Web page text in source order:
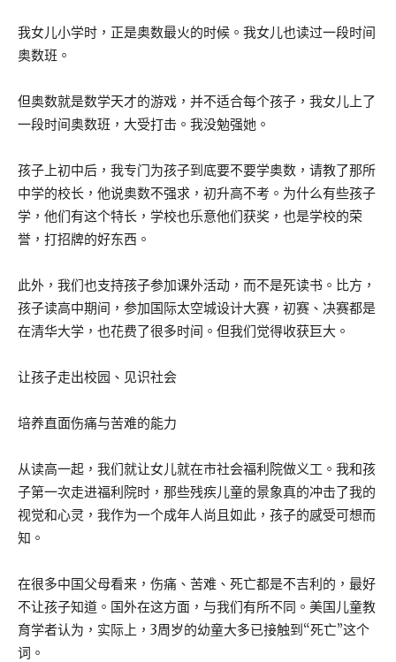
我女儿小学时，正是奥数最火的时候。我女儿也读过一段时间
奥数班。
但奥数就是数学天才的游戏，并不适合每个孩子，我女儿上了
一段时间奥数班，大受打击。我没勉强她。
孩子上初中后，我专门为孩子到底要不要学奥数，请教了那所
中学的校长，他说奥数不强求，初升高不考。为什么有些孩子
学，他们有这个特长，学校也乐意他们获奖，也是学校的荣
誉，打招牌的好东西。
此外，我们也支持孩子参加课外活动，而不是死读书。比方，
孩子读高中期间，参加国际太空城设计大赛，初赛、决赛都是
在清华大学，也花费了很多时间。但我们觉得收获巨大。
让孩子走出校园、见识社会
培养直面伤痛与苦难的能力
从读高一起，我们就让女儿就在市社会福利院做义工。我和孩
子第一次走进福利院时，那些残疾儿童的景象真的冲击了我的
视觉和心灵，我作为一个成年人尚且如此，孩子的感受可想而
知。
在很多中国父母看来，伤痛、苦难、死亡都是不吉利的，最好
不让孩子知道。国外在这方面，与我们有所不同。美国儿童教
育学者认为，实际上，3周岁的幼童大多已接触到“死亡”这个
词。